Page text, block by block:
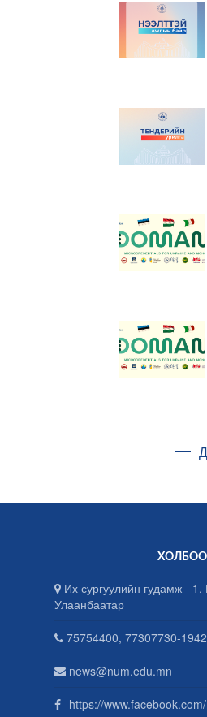
Их сургуулийн гудамж - 1,
Улаанбаатар
75754400, 77307730-1942
news@num.edu.mn
https://